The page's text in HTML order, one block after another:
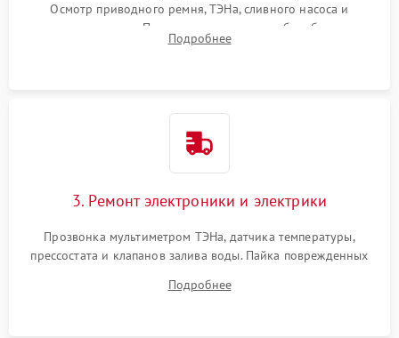
Осмотр приводного ремня, ТЭНа, сливного насоса и
амортизаторов. Проверка подшипников барабана и
крестовины на износ, а манжеты люка на разрывы.
Подробнее
3. Ремонт электроники и электрики
Прозвонка мультиметром ТЭНа, датчика температуры,
прессостата и клапанов залива воды. Пайка поврежденных
Восстановление целостности проводки и контактов.
Подробнее